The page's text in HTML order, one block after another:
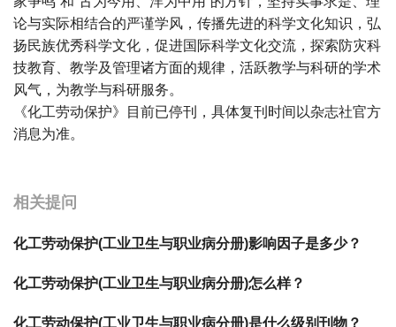
论与实际相结合的严谨学风，传播先进的科学文化知识，弘
扬民族优秀科学文化，促进国际科学文化交流，探索防灾科
技教育、教学及管理诸方面的规律，活跃教学与科研的学术
风气，为教学与科研服务。
《化工劳动保护》目前已停刊，具体复刊时间以杂志社官方
消息为准。
相关提问
化工劳动保护(工业卫生与职业病分册)影响因子是多少？
化工劳动保护(工业卫生与职业病分册)怎么样？
化工劳动保护(工业卫生与职业病分册)是什么级别刊物？